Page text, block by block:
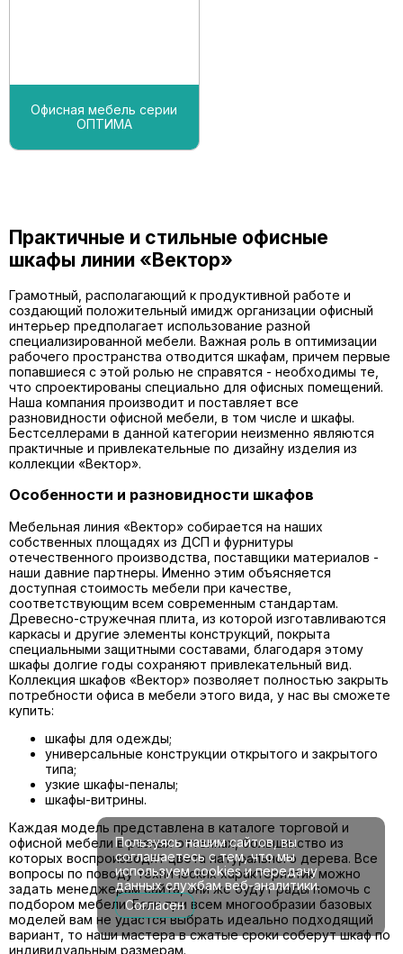
Офисная мебель серии
ОПТИМА
Практичные и стильные офисные
шкафы линии «Вектор»
Грамотный, располагающий к продуктивной работе и
создающий положительный имидж организации офисный
интерьер предполагает использование разной
специализированной мебели. Важная роль в оптимизации
рабочего пространства отводится шкафам, причем первые
попавшиеся с этой ролью не справятся - необходимы те,
что спроектированы специально для офисных помещений.
Наша компания производит и поставляет все
разновидности офисной мебели, в том числе и шкафы.
Бестселлерами в данной категории неизменно являются
практичные и привлекательные по дизайну изделия из
коллекции «Вектор».
Особенности и разновидности шкафов
Мебельная линия «Вектор» собирается на наших
собственных площадях из ДСП и фурнитуры
отечественного производства, поставщики материалов -
наши давние партнеры. Именно этим объясняется
доступная стоимость мебели при качестве,
соответствующим всем современным стандартам.
Древесно-стружечная плита, из которой изготавливаются
каркасы и другие элементы конструкций, покрыта
специальными защитными составами, благодаря этому
шкафы долгие годы сохраняют привлекательный вид.
Коллекция шкафов «Вектор» позволяет полностью закрыть
потребности офиса в мебели этого вида, у нас вы сможете
купить:
шкафы для одежды;
универсальные конструкции открытого и закрытого
типа;
узкие шкафы-пеналы;
шкафы-витрины.
Каждая модель представлена в каталоге торговой и
офисной мебели в разных оттенках, большинство из
которых воспроизводят цвета натурального дерева. Все
вопросы по поводу технических характеристик можно
задать менеджерам сайта, они же будут рады помочь с
подбором мебели. Если при всем многообразии базовых
моделей вам не удастся выбрать идеально подходящий
вариант, то наши мастера в сжатые сроки соберут шкаф по
индивидуальным размерам.
Пользуясь нашим сайтов, вы
соглашаетесь с тем, что мы
используем cookies и передачу
данных службам веб-аналитики.
Согласен